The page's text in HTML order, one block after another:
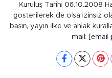
Kuruluş Tarihi 06.10.2008
gösterilerek de olsa izinsiz
basın, yayın ilke ve ahlak
mail: [email